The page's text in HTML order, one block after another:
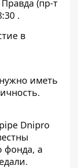
(пр-т
.
в
иметь
Dnipro
фонда, а